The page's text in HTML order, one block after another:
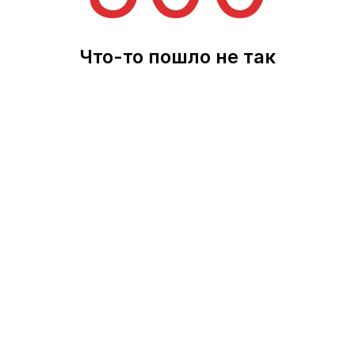
Что-то пошло не так